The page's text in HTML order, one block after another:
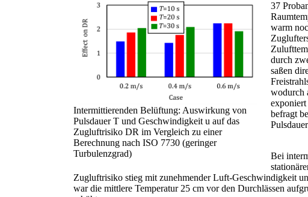
Intermittierenden Belüftung: Auswirkung von
Pulsdauer T und Geschwindigkeit u auf das
Zugluftrisiko DR im Vergleich zu einer
Berechnung nach ISO 7730 (geringer
Turbulenzgrad)
37
warm
durch
saßen
wodurch
befragt
Bei
Zugluftrisiko stieg mit zunehmender Luft-Geschwindigkeit
war die mittlere Temperatur 25 cm vor den Durchlässen